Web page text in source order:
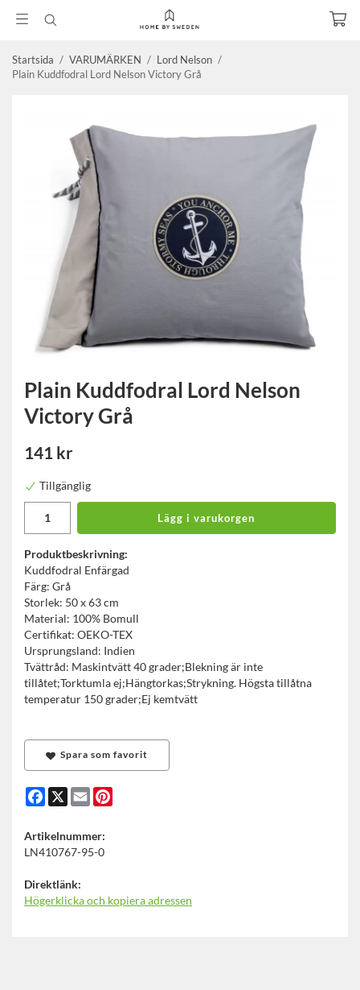
Startsida / VARUMÄRKEN / Lord Nelson /
Plain Kuddfodral Lord Nelson Victory Grå
Plain Kuddfodral Lord Nelson
Victory Grå
141 kr
Tillgänglig
Lägg i varukorgen
Produktbeskrivning:
Kuddfodral Enfärgad
Färg: Grå
Storlek: 50 x 63 cm
Material: 100% Bomull
Certifikat: OEKO-TEX
Ursprungsland: Indien
Tvättråd: Maskintvätt 40 grader;Blekning är inte
tillåtet;Torktumla ej;Hängtorkas;Strykning. Högsta tillåtna
temperatur 150 grader;Ej kemtvätt
Spara som favorit
Facebook
X Email
Artikelnummer:
LN410767-95-0
Direktlänk:
Högerklicka och kopiera adressen